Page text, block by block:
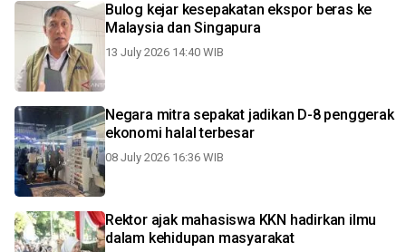
Bulog kejar kesepakatan ekspor beras ke
Malaysia dan Singapura
13 July 2026 14:40 WIB
Negara mitra sepakat jadikan D-8 penggerak
ekonomi halal terbesar
08 July 2026 16:36 WIB
Rektor ajak mahasiswa KKN hadirkan ilmu
dalam kehidupan masyarakat